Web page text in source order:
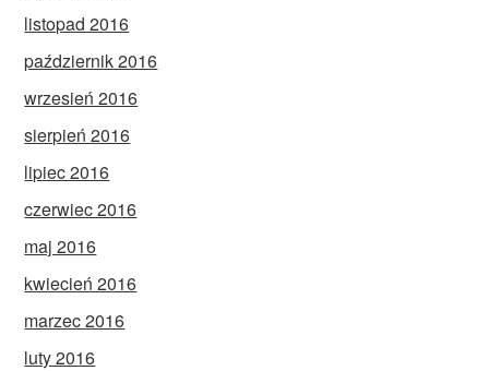
listopad 2016
październik 2016
wrzesień 2016
sierpień 2016
lipiec 2016
czerwiec 2016
maj 2016
kwiecień 2016
marzec 2016
luty 2016